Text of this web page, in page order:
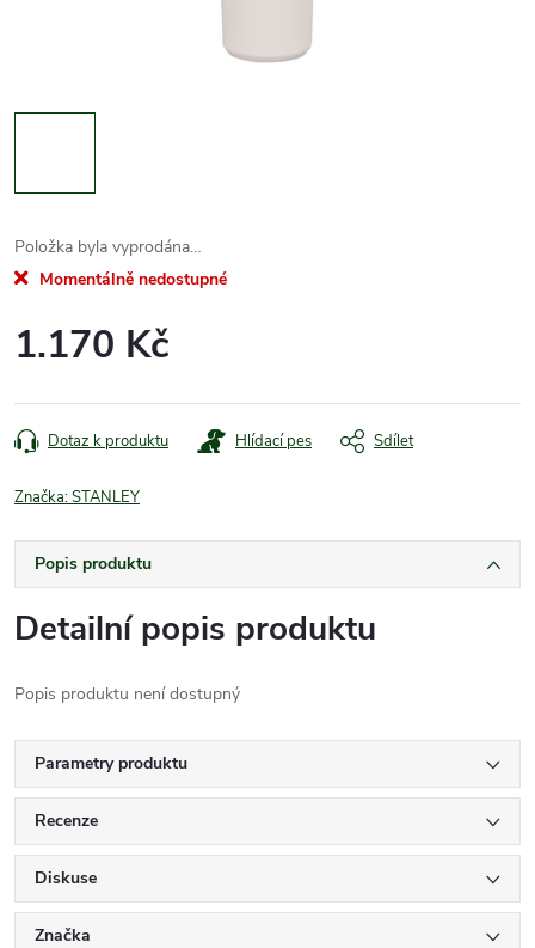
Položka byla vyprodána…
Momentálně nedostupné
1.170 Kč
cena:
Dotaz k produktu Hlídací pes Sdílet
Značka:STANLEY
Popis produktu
Detailní popis produktu
Popis produktu není dostupný
Parametry produktu
Recenze
Diskuse
Značka